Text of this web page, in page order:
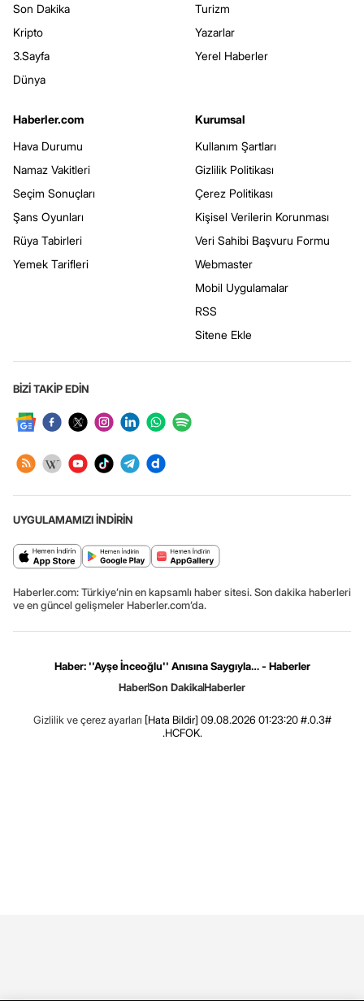
Son Dakika
Kripto
3.Sayfa
Dünya
Turizm
Yazarlar
Yerel Haberler
Haberler.com
Hava Durumu
Namaz Vakitleri
Seçim Sonuçları
Şans Oyunları
Rüya Tabirleri
Yemek Tarifleri
Kurumsal
Kullanım Şartları
Gizlilik Politikası
Çerez Politikası
Kişisel Verilerin Korunması
Veri Sahibi Başvuru Formu
Webmaster
Mobil Uygulamalar
RSS
Sitene Ekle
BİZİ TAKİP EDİN
UYGULAMAMIZI İNDİRİN
Haberler.com: Türkiye’nin en kapsamlı haber sitesi. Son dakika haberleri
ve en güncel gelişmeler Haberler.com’da.
Haber: ''Ayşe İnceoğlu'' Anısına Saygıyla… - Haberler
HaberSon DakikaHaberler
Gizlilik ve çerez ayarları [Hata Bildir] 09.08.2026 01:23:20 #.0.3#
.HCFOK.